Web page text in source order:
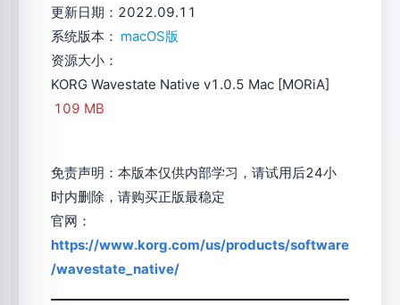
更新日期：2022.09.11
系统版本： macOS版
资源大小：
KORG Wavestate Native v1.0.5 Mac [MORiA]
109 MB
免责声明：本版本仅供内部学习，请试用后24小
时内删除，请购买正版最稳定
官网：
https://www.korg.com/us/products/software
/wavestate_native/